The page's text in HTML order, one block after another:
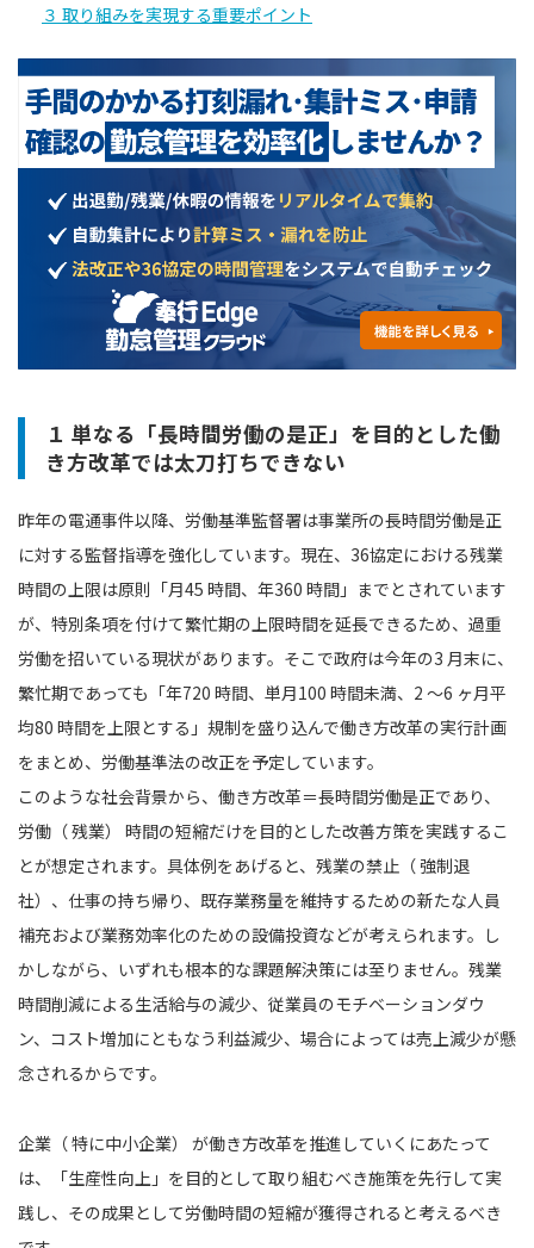
３ 取り組みを実現する重要ポイント
１ 単なる「長時間労働の是正」を目的とした働
き方改革では太刀打ちできない
昨年の電通事件以降、労働基準監督署は事業所の⻑時間労働是正
に対する監督指導を強化しています。現在、36協定における残業
時間の上限は原則「月45 時間、年360 時間」までとされています
が、特別条項を付けて繁忙期の上限時間を延長できるため、過重
労働を招いている現状があります。そこで政府は今年の3 月末に、
繁忙期であっても「年720 時間、単月100 時間未満、2 〜6 ヶ月平
均80 時間を上限とする」規制を盛り込んで働き方改革の実行計画
をまとめ、労働基準法の改正を予定しています。
このような社会背景から、働き方改革＝長時間労働是正であり、
労働（ 残業） 時間の短縮だけを目的とした改善方策を実践するこ
とが想定されます。具体例をあげると、残業の禁止（ 強制退
社）、仕事の持ち帰り、既存業務量を維持するための新たな人員
補充および業務効率化のための設備投資などが考えられます。し
かしながら、いずれも根本的な課題解決策には至りません。残業
時間削減による生活給与の減少、従業員のモチベーションダウ
ン、コスト増加にともなう利益減少、場合によっては売上減少が懸
念されるからです。
企業（ 特に中小企業） が働き方改革を推進していくにあたって
は、「生産性向上」を目的として取り組むべき施策を先行して実
践し、その成果として労働時間の短縮が獲得されると考えるべき